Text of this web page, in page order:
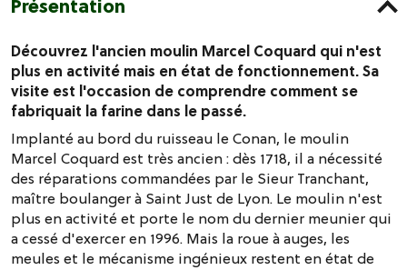
Présentation
Découvrez l'ancien moulin Marcel Coquard qui n'est
plus en activité mais en état de fonctionnement. Sa
visite est l'occasion de comprendre comment se
fabriquait la farine dans le passé.
Implanté au bord du ruisseau le Conan, le moulin
Marcel Coquard est très ancien : dès 1718, il a nécessité
des réparations commandées par le Sieur Tranchant,
maître boulanger à Saint Just de Lyon. Le moulin n'est
plus en activité et porte le nom du dernier meunier qui
a cessé d'exercer en 1996. Mais la roue à auges, les
meules et le mécanisme ingénieux restent en état de